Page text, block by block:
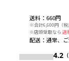
送料： 660円
※合計6,600円（税
※店頭受取なら 送
配送： 通常、
4.2